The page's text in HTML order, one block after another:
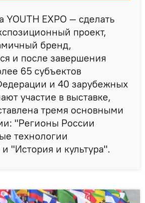
YOUTH EXPO — сделать
проект,
бренд,
и после завершения
65 субъектов
и 40 зарубежных
участие в выставке,
тремя основными
"Регионы России
технологии
"История и культура".